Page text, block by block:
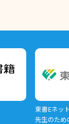
東書Eネット
先生のため